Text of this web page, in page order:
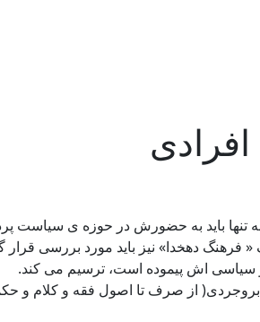
تنها باید به حضورش در حوزه ی سیاست
دهخدا» نیز باید مورد بررسی قرار
و سیاسی اش پیموده است، ترسیم می کند.
شیخ غلامحسین بروجردی( از صرف تا اصول